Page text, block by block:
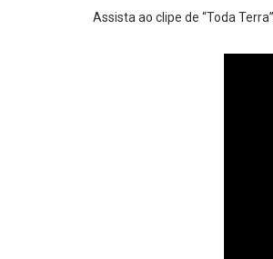
Assista ao clipe de “Toda